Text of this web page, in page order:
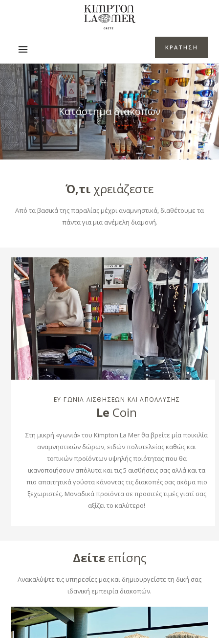
ΚΡΑΤΗΣΗ
Κατάστημα διακοπών
Ό,τι χρειάζεστε
Από τα βασικά της παραλίας μέχρι αναμνηστικά, διαθέτουμε τα
πάντα για μια ανέμελη διαμονή.
ΕΥ-ΓΩΝΙΑ ΑΙΣΘΗΣΕΩΝ ΚΑΙ ΑΠΟΛΑΥΣΗΣ
Le Coin
Στη μικρή «γωνιά» του Kimpton La Mer θα βρείτε μία ποικιλία
αναμνηστικών δώρων, ειδών πολυτελείας καθώς και
τοπικών προϊόντων υψηλής ποιότητας που θα
ικανοποιήσουν απόλυτα και τις 5 αισθήσεις σας αλλά και τα
πιο απαιτητικά γούστα κάνοντας τις διακοπές σας ακόμα πιο
ξεχωριστές. Μοναδικά προϊόντα σε προσιτές τιμές γιατί σας
αξίζει το καλύτερο!
Δείτε επίσης
Ανακαλύψτε τις υπηρεσίες μας και δημιουργείστε τη δική σας
ιδανική εμπειρία διακοπών.